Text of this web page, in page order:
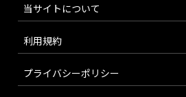
当サイトについて
利用規約
プライバシーポリシー